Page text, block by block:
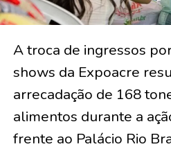
A troca de ingressos
shows da Expoacre
arrecadação de 168
alimentos durante a
frente ao Palácio Rio